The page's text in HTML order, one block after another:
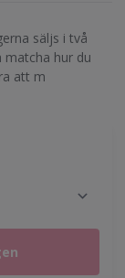
säljs i två
matcha hur du
att m